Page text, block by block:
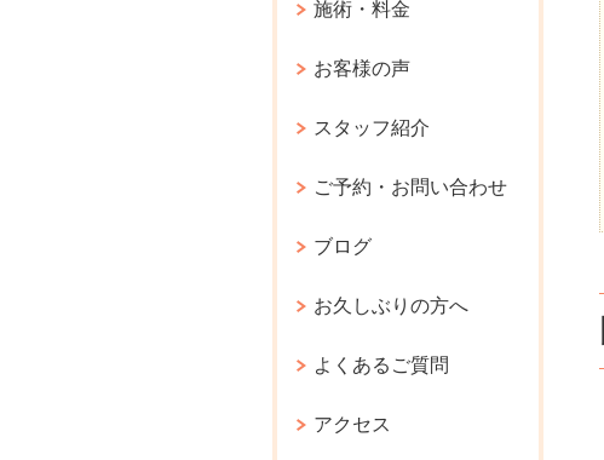
施術・料金
お客様の声
スタッフ紹介
ご予約・お問い合わせ
ブログ
お久しぶりの方へ
よくあるご質問
アクセス